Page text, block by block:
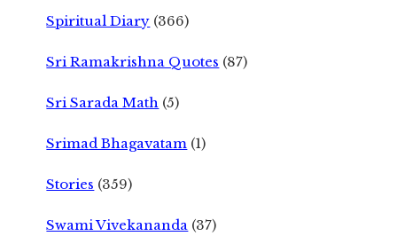
Spiritual Diary (366)
Sri Ramakrishna Quotes (87)
Sri Sarada Math (5)
Srimad Bhagavatam (1)
Stories (359)
Swami Vivekananda (37)